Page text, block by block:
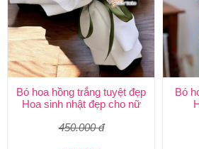
Bó hoa hồng trắng tuyệt đẹp
Hoa sinh nhật đẹp cho nữ
450.000 đ
Bó